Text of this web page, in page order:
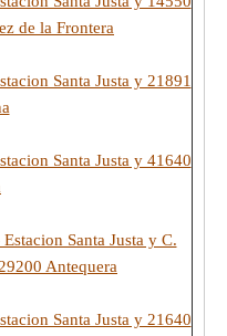
de la Frontera
Santa Justa y 21891
Santa Justa y 41640
Santa Justa y C.
Antequera
Santa Justa y 21640